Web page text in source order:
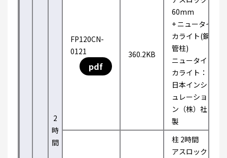
2
時
間
FP120CN-
0121
pdf
360.2KB
60mm
+ ニュータイ
カライト(鋼
管柱)
ニュータイ
カライト：
日本インシ
ュレーショ
ン（株）社
製
柱 2時間
アスロック